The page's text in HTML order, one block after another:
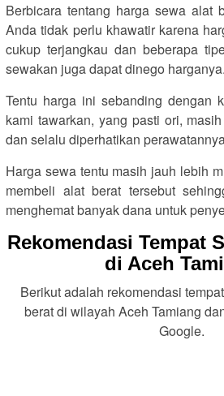
Berbicara tentang harga sewa alat
Anda tidak perlu khawatir karena
cukup terjangkau dan beberapa
sewakan juga dapat dinego harganya.
Tentu harga ini sebanding dengan
kami tawarkan, yang pasti ori,
dan selalu diperhatikan
Harga sewa tentu masih jauh lebih
membeli alat berat tersebut
menghemat banyak dana untuk
Rekomendasi Tempat
di Aceh
Berikut adalah rekomendasi
berat di wilayah Aceh Tamiang
Google.